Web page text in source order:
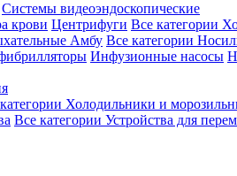
Системы видеоэндоскопические
крови Центрифуги Все категории
Амбу Все категории
Инфузионные насосы
Холодильники и
Все категории Устройства для